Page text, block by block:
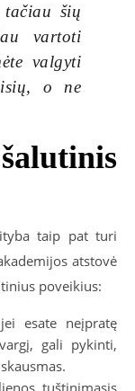
tačiau šių
vartoti
valgyti
o ne
taip pat turi
atstovė
poveikius:
esate neįpratę
gali pykinti,
tuštinimasis